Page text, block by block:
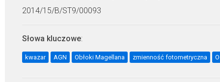
2014/15/B/ST9/00093
Słowa kluczowe:
kwazar AGN Obłoki Magellana zmienność fotometryczna